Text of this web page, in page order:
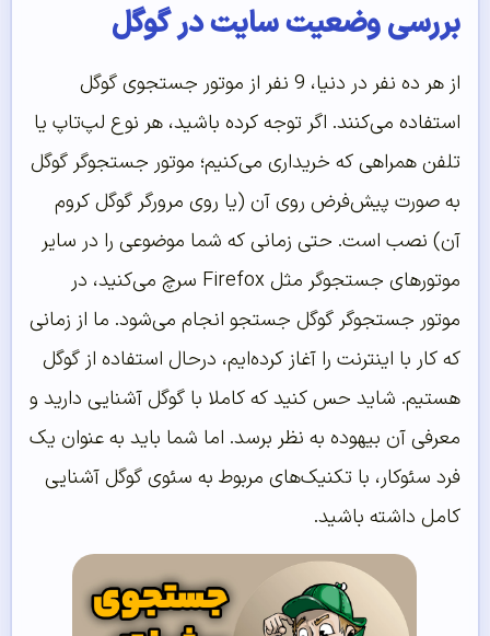
بررسی وضعیت سایت در گوگل
از هر ده نفر در دنیا، 9 نفر از موتور جستجوی گوگل
استفاده می‌کنند. اگر توجه کرده باشید، هر نوع لپ‌تاپ یا
تلفن همراهی که خریداری می‌کنیم؛ موتور جستجوگر گوگل
به صورت پیش‌فرض روی آن (یا روی مرورگر گوگل کروم
آن) نصب است. حتی زمانی که شما موضوعی را در سایر
موتورهای جستجوگر مثل Firefox سرچ می‌کنید، در
موتور جستجوگر گوگل جستجو انجام می‌شود. ما از زمانی
که کار با اینترنت را آغاز کرده‌ایم، درحال استفاده از گوگل
هستیم. شاید حس کنید که کاملا با گوگل آشنایی دارید و
معرفی آن بیهوده به نظر برسد. اما شما باید به عنوان یک
فرد سئوکار، با تکنیک‌های مربوط به سئوی گوگل آشنایی
کامل داشته باشید.